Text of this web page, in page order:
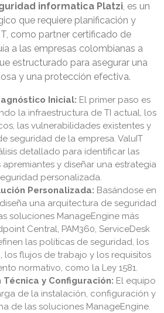
informatica Platzi, es un
que requiere planificación y
como partner certificado de
a las empresas colombianas a
estructurado para asegurar una
y una protección efectiva.
Inicial: El primer paso es
la infraestructura de TI actual, los
las vulnerabilidades existentes y
seguridad de la empresa. ValuIT
detallado para identificar las
apremiantes y diseñar una estrategia
personalizada.
Personalizada: Basándose en
una arquitectura de seguridad
soluciones ManageEngine más
Central, PAM360, ServiceDesk
las políticas de seguridad, los
los flujos de trabajo y los requisitos
normativo, como la Ley 1581.
y Configuración: El equipo
de la instalación, configuración y
de las soluciones ManageEngine.